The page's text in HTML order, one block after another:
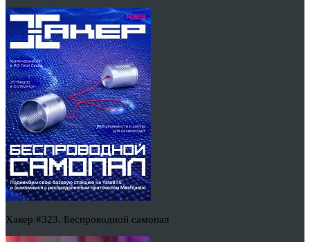
Хакер #323. Беспроводной самопал